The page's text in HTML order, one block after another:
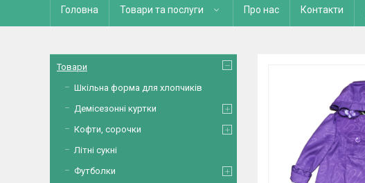
Головна Товари та послуги Про нас Контакти
Товари
Шкільна форма для хлопчиків
Демісезонні куртки
Кофти, сорочки
Літні сукні
Футболки